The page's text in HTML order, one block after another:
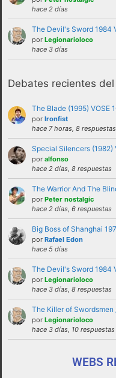
necesidad de
No se debe
de forma
banderas o
No trasladar
personal con
solucionadas
partícipes al
No revelar ni
identidad o
participante
ejemplo
etc
No enviar a
En el
mayusculas
intención
Cualquier
quejas,
hace 2 días
The Devil's Sword 1984
por Legionarioloco
hace 3 días
Debates recientes
The Blade (1995) VOSE
por Ironfist
hace 7 horas, 8 respuestas
Special Silencers (1982)
por alfonso
hace 2 días, 8 respuestas
The Warrior And The
por Peter nostalgic
hace 2 días, 6 respuestas
Big Boss of Shanghai
por Rafael Edon
hace 5 días
The Devil's Sword 1984
por Legionarioloco
hace 3 días, 8 respuestas
The Killer of
por Legionarioloco
hace 3 días, 10 respuestas
WEBS